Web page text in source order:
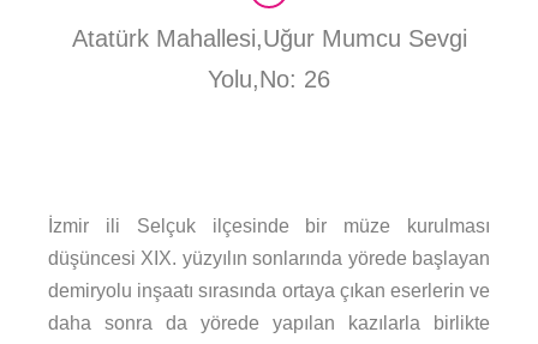
Atatürk Mahallesi,Uğur Mumcu Sevgi
Yolu,No: 26
İzmir ili Selçuk ilçesinde bir müze kurulması
düşüncesi XIX. yüzyılın sonlarında yörede başlayan
demiryolu inşaatı sırasında ortaya çıkan eserlerin ve
daha sonra da yörede yapılan kazılarla birlikte